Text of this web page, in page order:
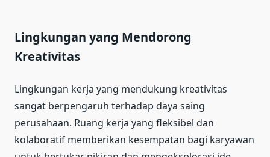
Lingkungan yang Mendorong
Kreativitas
Lingkungan kerja yang mendukung kreativitas
sangat berpengaruh terhadap daya saing
perusahaan. Ruang kerja yang fleksibel dan
kolaboratif memberikan kesempatan bagi karyawan